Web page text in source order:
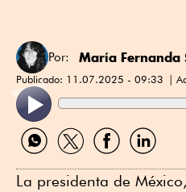
Por: María Fernanda
Publicado: 11.07.2025 - 09:33
Compartir
por
Compartir
por
Compartir
por
Compartir
por
La presidenta de México,